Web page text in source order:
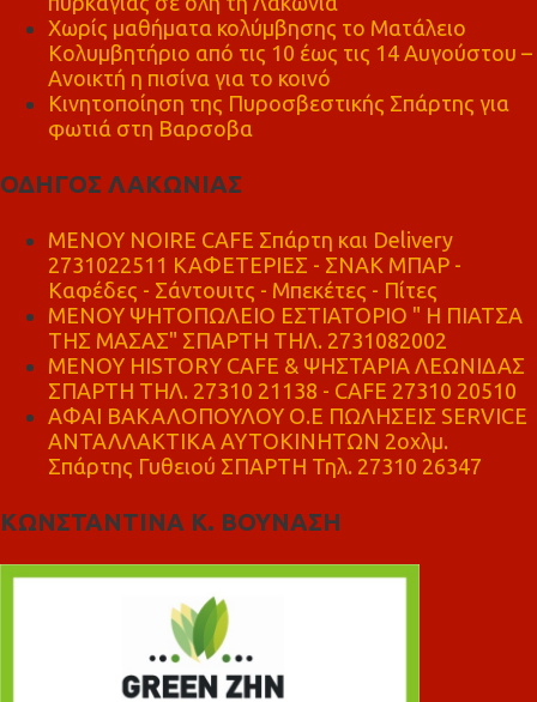
Χωρίς μαθήματα κολύμβησης το Ματάλειο
Κολυμβητήριο από τις 10 έως τις 14 Αυγούστου –
Ανοικτή η πισίνα για το κοινό
Κινητοποίηση της Πυροσβεστικής Σπάρτης για
φωτιά στη Βαρσοβα
ΟΔΗΓΟΣ ΛΑΚΩΝΙΑΣ
MENOY NOIRE CAFE Σπάρτη και Delivery
2731022511 ΚΑΦΕΤΕΡΙΕΣ - ΣΝΑΚ ΜΠΑΡ -
Καφέδες - Σάντουιτς - Μπεκέτες - Πίτες
ΜΕΝΟΥ ΨΗΤΟΠΩΛΕΙΟ ΕΣΤΙΑΤΟΡΙΟ " Η ΠΙΑΤΣΑ
ΤΗΣ ΜΑΣΑΣ" ΣΠΑΡΤΗ ΤΗΛ. 2731082002
ΜΕΝΟΥ HISTORY CAFE & ΨΗΣΤΑΡΙΑ ΛΕΩΝΙΔΑΣ
ΣΠΑΡΤΗ ΤΗΛ. 27310 21138 - CAFE 27310 20510
ΑΦΑΙ ΒΑΚΑΛΟΠΟΥΛΟΥ Ο.Ε ΠΩΛΗΣΕΙΣ SERVICE
ΑΝΤΑΛΛΑΚΤΙΚΑ ΑΥΤΟΚΙΝΗΤΩΝ 2οχλμ.
Σπάρτης Γυθειού ΣΠΑΡΤΗ Τηλ. 27310 26347
ΚΩΝΣΤΑΝΤΙΝΑ Κ. ΒΟΥΝΑΣΗ